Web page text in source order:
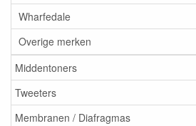
Wharfedale
Overige merken
Middentoners
Tweeters
Membranen / Diafragmas